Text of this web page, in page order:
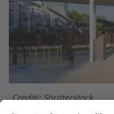
Crediti: Shutterstock